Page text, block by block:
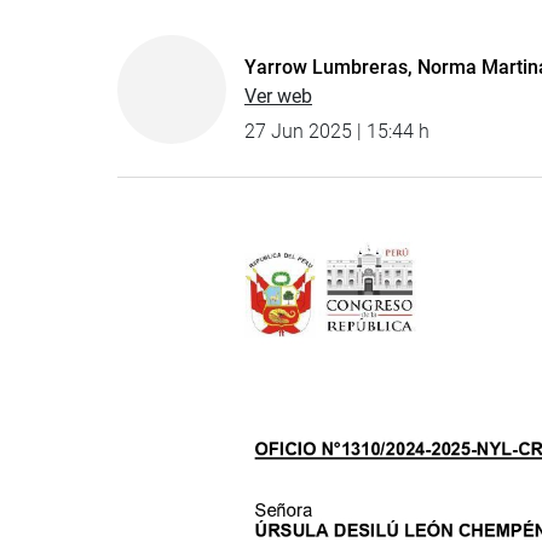
Yarrow Lumbreras, Norma
Ver web
27 Jun 2025 | 15:44 h